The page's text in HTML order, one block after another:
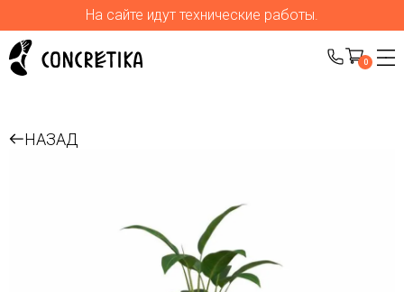
На сайте идут технические работы.
0
НАЗАД